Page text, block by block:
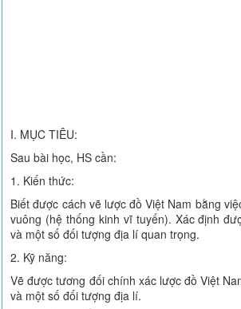
I. MỤC TIÊU:
Sau bài học, HS cần:
1. Kiến thức:
Biết được cách vẽ lược đồ Việt Nam bằng
vuông (hệ thống kinh vĩ tuyến). Xác định
và một số đối tượng địa lí quan trọng.
2. Kỹ năng:
Vẽ được tương đối chính xác lược đồ Việt
và một số đối tượng địa lí.